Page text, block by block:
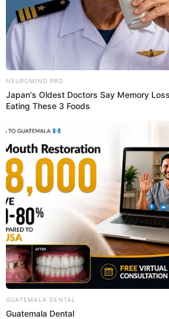
BRUNELLA HORNA RICHARD ACUÑA
Prefiero a El Popular en Google